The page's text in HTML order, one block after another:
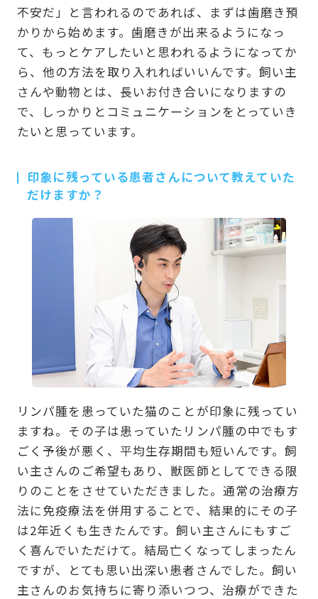
不安だ」と言われるのであれば、まずは歯磨き預
かりから始めます。歯磨きが出来るようになっ
て、もっとケアしたいと思われるようになってか
ら、他の方法を取り入れればいいんです。飼い主
さんや動物とは、長いお付き合いになりますの
で、しっかりとコミュニケーションをとっていき
たいと思っています。
印象に残っている患者さんについて教えていた
だけますか？
リンパ腫を患っていた猫のことが印象に残ってい
ますね。その子は患っていたリンパ腫の中でもす
ごく予後が悪く、平均生存期間も短いんです。飼
い主さんのご希望もあり、獣医師としてできる限
りのことをさせていただきました。通常の治療方
法に免疫療法を併用することで、結果的にその子
は2年近くも生きたんです。飼い主さんにもすご
く喜んでいただけて。結局亡くなってしまったん
ですが、とても思い出深い患者さんでした。飼い
主さんのお気持ちに寄り添いつつ、治療ができた